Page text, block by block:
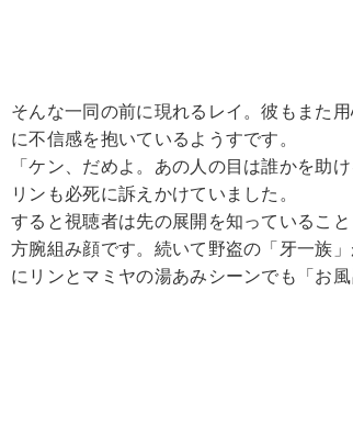
そんな一同の前に現れるレイ。彼もまた
に不信感を抱いているようすです。
「ケン、だめよ。あの人の目は誰かを助
リンも必死に訴えかけていました。
すると視聴者は先の展開を知っているこ
方腕組み顔です。続いて野盗の「牙一族
にリンとマミヤの湯あみシーンでも「お